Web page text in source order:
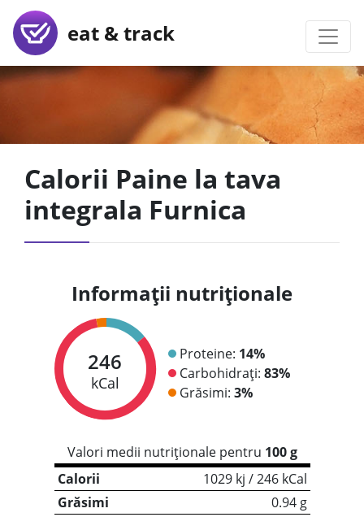
eat & track
Calorii Paine la tava
integrala Furnica
Informații nutriționale
246
kCal
Proteine: 14%
Carbohidrați: 83%
Grăsimi: 3%
Valori medii nutriționale pentru 100 g
Calorii
1029 kj / 246 kCal
Grăsimi
0.94 g